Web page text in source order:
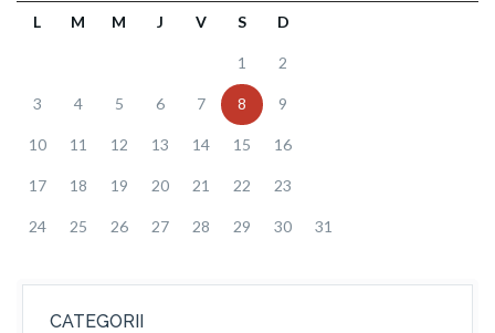
L M M J V S D
1 2
3 4 5 6 7 8 9
10 11 12 13 14 15 16
17 18 19 20 21 22 23
24 25 26 27 28 29 30 31
CATEGORII